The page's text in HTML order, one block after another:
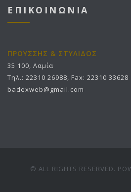
ΕΠΙΚΟΙΝΩΝΙΑ
ΠΡΟΥΣΣΗΣ & ΣΤΥΛΙΔΟΣ
35 100, Λαμία
Τηλ.: 22310 26988, Fax: 22310 33628
badexweb@gmail.com
© ALL RIGHTS RESERVED.